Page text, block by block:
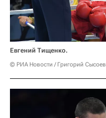
Евгений Тищенко.
© РИА Новости / Григорий Сысоев